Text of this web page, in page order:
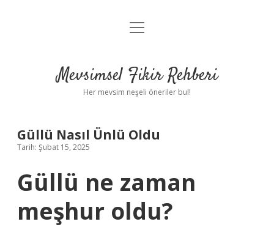
Anasayfa
Yasal Uyarı
menüyü
Mevsimsel Fikir Rehberi
Her mevsim neşeli öneriler bul!
Güllü Nasıl Ünlü Oldu
Tarih: Şubat 15, 2025
Güllü ne zaman
meşhur oldu?